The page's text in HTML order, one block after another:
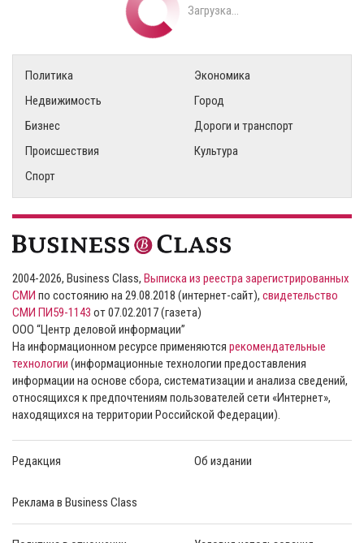
Загрузка...
Политика
Экономика
Недвижимость
Город
Бизнес
Дороги и транспорт
Происшествия
Культура
Спорт
2004-2026, Business Class, Выписка из реестра зарегистрированных
СМИ по состоянию на 29.08.2018 (интернет-сайт), свидетельство
СМИ ПИ59-1143 от 07.02.2017 (газета)
ООО “Центр деловой информации”
На информационном ресурсе применяются рекомендательные
технологии (информационные технологии предоставления
информации на основе сбора, систематизации и анализа сведений,
относящихся к предпочтениям пользователей сети «Интернет»,
находящихся на территории Российской Федерации).
Редакция Об издании
Реклама в Business Class